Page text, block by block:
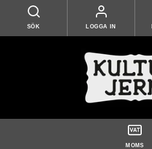
SÖK LOGGA IN
MOMS